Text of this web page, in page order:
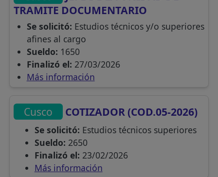
TRAMITE DOCUMENTARIO
Se solicitó: Estudios técnicos y/o superiores
afines al cargo
Sueldo: 1650
Finalizó el: 27/03/2026
Más información
Cusco COTIZADOR (COD.05-2026)
Se solicitó: Estudios técnicos superiores
Sueldo: 2650
Finalizó el: 23/02/2026
Más información